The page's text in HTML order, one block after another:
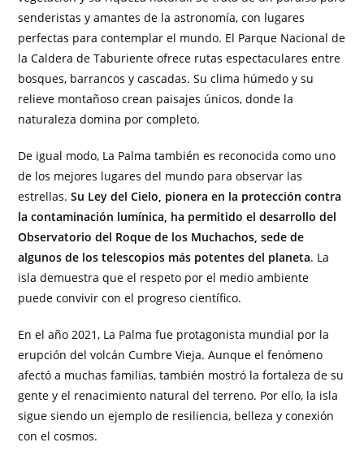
senderistas y amantes de la astronomía, con lugares
perfectas para contemplar el mundo. El Parque Nacional de
la Caldera de Taburiente ofrece rutas espectaculares entre
bosques, barrancos y cascadas. Su clima húmedo y su
relieve montañoso crean paisajes únicos, donde la
naturaleza domina por completo.
De igual modo, La Palma también es reconocida como uno
de los mejores lugares del mundo para observar las
estrellas.Su Ley del Cielo, pionera en la protección contra
la contaminación lumínica, ha permitido el desarrollo del
Observatorio del Roque de los Muchachos, sede de
algunos de los telescopios más potentes del planeta. La
isla demuestra que el respeto por el medio ambiente
puede convivir con el progreso científico.
En el año 2021, La Palma fue protagonista mundial por la
erupción del volcán Cumbre Vieja. Aunque el fenómeno
afectó a muchas familias, también mostró la fortaleza de su
gente y el renacimiento natural del terreno. Por ello, la isla
sigue siendo un ejemplo de resiliencia, belleza y conexión
con el cosmos.